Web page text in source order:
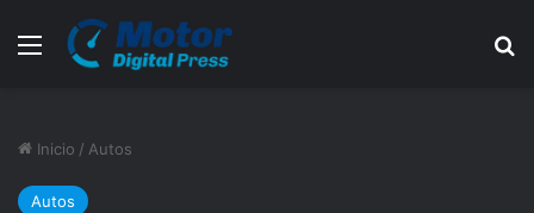
Menú
Inicio / Autos
Autos